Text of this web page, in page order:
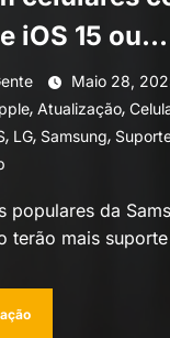
iOS 15 ou
de 1º de
Maio 28,
, Atualização,
, LG, Samsung,
populares da
terão mais